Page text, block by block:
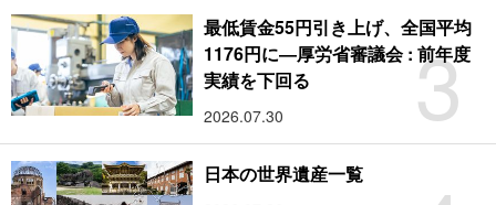
3
最低賃金55円引き上げ、全国平均
1176円に―厚労省審議会 : 前年度
実績を下回る
2026.07.30
日本の世界遺産一覧